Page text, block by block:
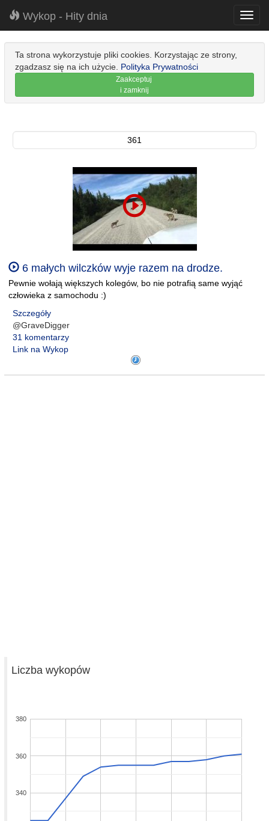
Wykop - Hity dnia
Ta strona wykorzystuje pliki cookies. Korzystając ze strony,
zgadzasz się na ich użycie. Polityka Prywatności
Zaakceptuj
i zamknij
361
6 małych wilczków wyje razem na drodze.
Pewnie wołają większych kolegów, bo nie potrafią same wyjąć
człowieka z samochodu :)
Szczegóły
@GraveDigger
31 komentarzy
Link na Wykop
Liczba wykopów
340
360
380